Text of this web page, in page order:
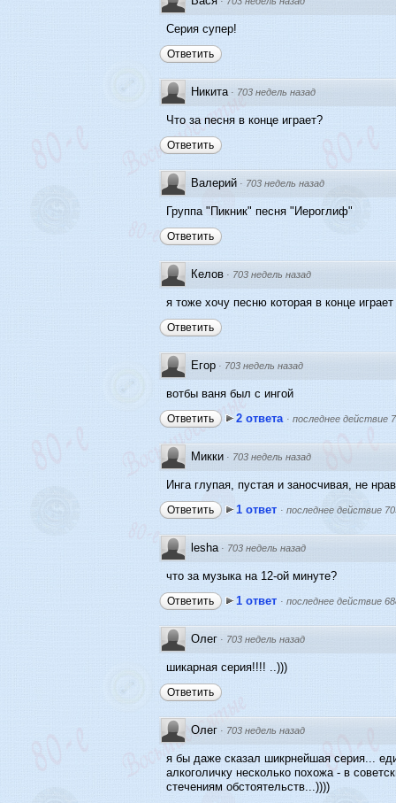
Серия супер!
Ответить
Никита · 703 недель назад
Что за песня в конце играет?
Ответить
Валерий · 703 недель назад
Группа "Пикник" песня "Иероглиф"
Ответить
Келов · 703 недель назад
я тоже хочу песню которая в конце играет
Ответить
Егор · 703 недель назад
вотбы ваня был с ингой
Ответить 2 ответа · последнее действие
Микки · 703 недель назад
Инга глупая, пустая и заносчивая, не
Ответить 1 ответ · последнее действие
lesha · 703 недель назад
что за музыка на 12-ой минуте?
Ответить 1 ответ · последнее действие
Олег · 703 недель назад
шикарная серия!!!! ..)))
Ответить
Олег · 703 недель назад
я бы даже сказал шикрнейшая серия...
алкоголичку несколько похожа - в
стечениям обстоятельств...))))